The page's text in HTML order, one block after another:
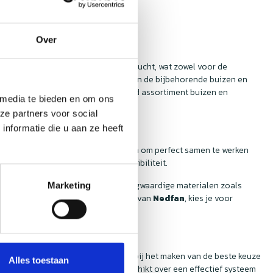
Over
te bieden en om ons
partners voor social
die u aan ze heeft
Marketing
Alles toestaan
om te zorgen voor een zuivere lucht, wat zowel voor de
waar de kwaliteit van de bijbehorende buizen en
Bij Nedfan
vind je een breed assortiment buizen en
en hulpstukken zijn ontworpen om perfect samen te werken
zonder zorgen over compatibiliteit.
zijn gemaakt van hoogwaardige materialen zoals
Als je kiest voor de producten van Nedfan, kies je voor
te adviseren en te ondersteunen bij het maken van de beste keuze
ervoor dat elke horecakeuken beschikt over een effectief systeem